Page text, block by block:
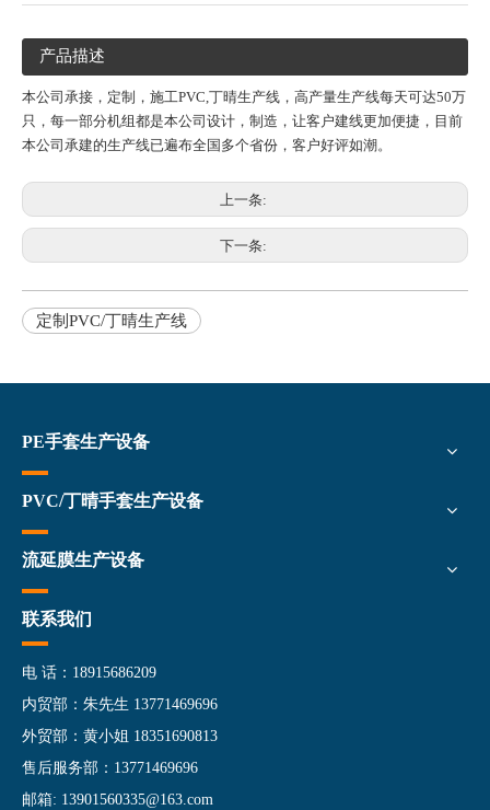
产品描述
本公司承接，定制，施工PVC,丁晴生产线，高产量生产线每天可达50万
只，每一部分机组都是本公司设计，制造，让客户建线更加便捷，目前
本公司承建的生产线已遍布全国多个省份，客户好评如潮。
上一条:
下一条:
定制PVC/丁晴生产线
PE手套生产设备
PVC/丁晴手套生产设备
流延膜生产设备
联系我们
电 话：18915686209
内贸部：朱先生 13771469696
外贸部：黄小姐 18351690813
售后服务部：13771469696
邮箱: 13901560335@163.com